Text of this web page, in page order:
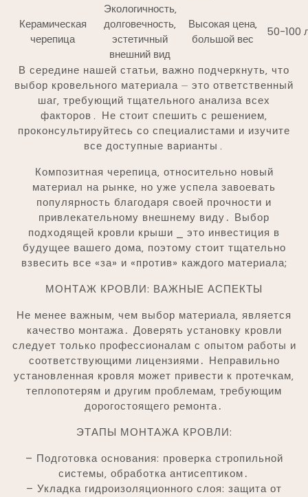
Керамическая
черепица
Экологичность‚
долговечность‚
эстетичный
внешний вид
Высокая цена‚
большой вес
50-100
В середине нашей статьи‚ важно подчеркнуть‚ что
выбор кровельного материала ⏤ это ответственный
шаг‚ требующий тщательного анализа всех
факторов․ Не стоит спешить с решением‚
проконсультируйтесь со специалистами и изучите
все доступные варианты․
Композитная черепица‚ относительно новый
материал на рынке‚ но уже успела завоевать
популярность благодаря своей прочности и
привлекательному внешнему виду․ Выбор
подходящей кровли крыши ⎯ это инвестиция в
будущее вашего дома‚ поэтому стоит тщательно
взвесить все «за» и «против» каждого материала;
МОНТАЖ КРОВЛИ: ВАЖНЫЕ АСПЕКТЫ
Не менее важным‚ чем выбор материала‚ является
качество монтажа․ Доверять установку кровли
следует только профессионалам с опытом работы и
соответствующими лицензиями․ Неправильно
установленная кровля может привести к протечкам‚
теплопотерям и другим проблемам‚ требующим
дорогостоящего ремонта․
ЭТАПЫ МОНТАЖА КРОВЛИ:
– Подготовка основания: проверка стропильной
системы‚ обработка антисептиком․
– Укладка гидроизоляционного слоя: защита от